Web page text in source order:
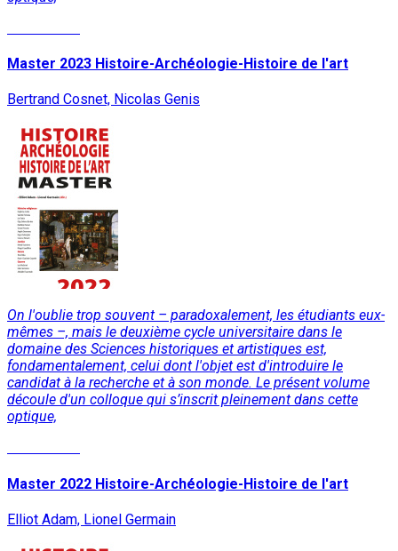
Master 2023 Histoire-Archéologie-Histoire de l'art
Bertrand Cosnet, Nicolas Genis
On l'oublie trop souvent – paradoxalement, les étudiants eux-
mêmes –, mais le deuxième cycle universitaire dans le
domaine des Sciences historiques et artistiques est,
fondamentalement, celui dont l'objet est d'introduire le
candidat à la recherche et à son monde. Le présent volume
découle d'un colloque qui s’inscrit pleinement dans cette
optique,
Master 2022 Histoire-Archéologie-Histoire de l'art
Elliot Adam, Lionel Germain